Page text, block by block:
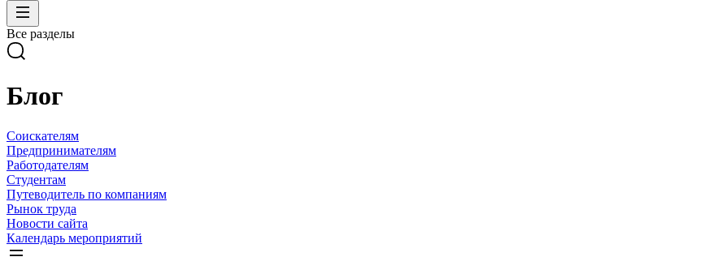
Все разделы
Блог
Соискателям
Предпринимателям
Работодателям
Студентам
Путеводитель по компаниям
Рынок труда
Новости сайта
Календарь мероприятий